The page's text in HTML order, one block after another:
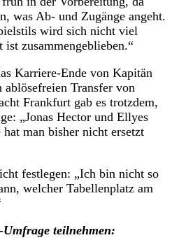
was Ab- und Zugänge angeht.
wird sich nicht viel
zusammengeblieben.“
Karriere-Ende von Kapitän
ablösefreien Transfer von
Frankfurt gab es trotzdem,
„Jonas Hector und Ellyes
man bisher nicht ersetzt
festlegen: „Ich bin nicht so
welcher Tabellenplatz am
teilnehmen: